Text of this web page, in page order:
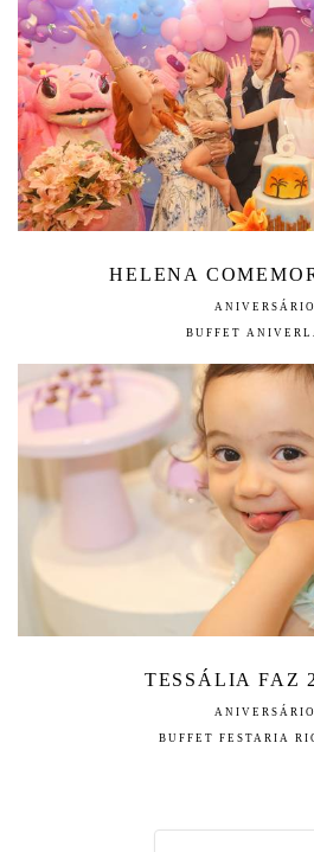
HELENA
ANIVERSÁRIO
BUFFET
TESSÁLIA FAZ
ANIVERSÁRIO
BUFFET FESTARIA